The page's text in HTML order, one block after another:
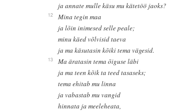
ja annate mulle käsu mu kätetöö jaoks?
12
Mina tegin maa
ja lõin inimesed selle peale;
minu käed võlvisid taeva
ja ma käsutasin kõiki tema vägesid.
13
Ma äratasin tema õiguse läbi
ja ma teen kõik ta teed tasaseks;
tema ehitab mu linna
ja vabastab mu vangid
hinnata ja meeleheata,